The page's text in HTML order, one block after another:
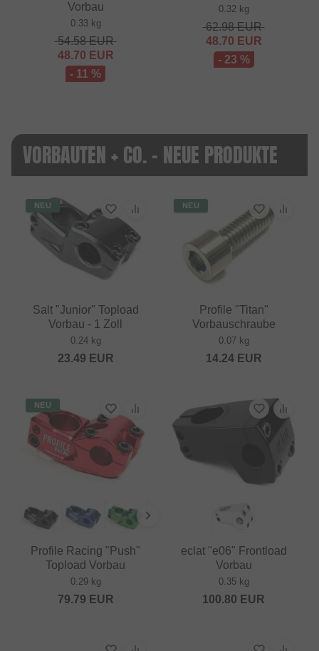
Vorbau
0.33 kg
54.58EUR
48.70 EUR
- 11 %
0.32 kg
62.98EUR
48.70 EUR
- 23 %
VORBAUTEN + CO. - NEUE PRODUKTE
NEU
Salt "Junior" Topload
Vorbau - 1 Zoll
0.24 kg
23.49 EUR
NEU
Profile "Titan"
Vorbauschraube
0.07 kg
14.24EUR
NEU
Profile Racing "Push"
Topload Vorbau
0.29 kg
79.79 EUR
eclat "e06" Frontload
Vorbau
0.35 kg
100.80 EUR